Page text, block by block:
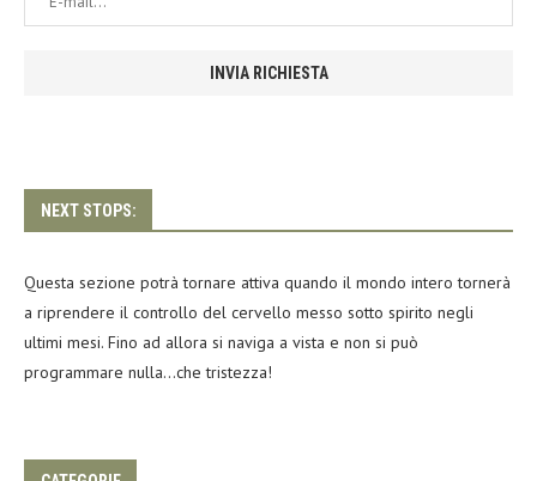
NEXT STOPS:
Questa sezione potrà tornare attiva quando il mondo intero tornerà
a riprendere il controllo del cervello messo sotto spirito negli
ultimi mesi. Fino ad allora si naviga a vista e non si può
programmare nulla…che tristezza!